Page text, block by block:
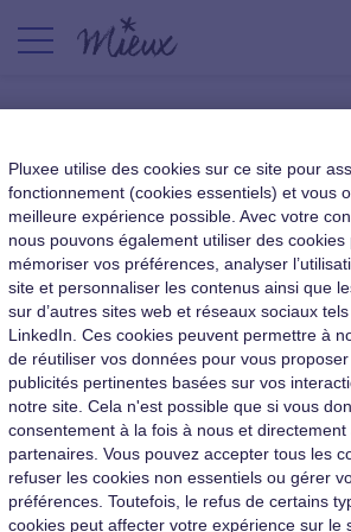
L’intelligence
les processus de
tient-elle ses
Nouveaux usages au travail|20
Pluxee utilise des cookies sur ce site pour
fonctionnement (cookies essentiels) et vous
meilleure expérience possible. Avec votre
nous pouvons également utiliser des cookies
mémoriser vos préférences, analyser
site et personnaliser les contenus ainsi que
sur d’autres sites web et réseaux sociaux
LinkedIn. Ces cookies peuvent permettre à
de réutiliser vos données pour vous
publicités pertinentes basées sur vos
notre site. Cela n'est possible que si vous
consentement à la fois à nous et directement
partenaires. Vous pouvez accepter tous les
refuser les cookies non essentiels ou gérer
préférences. Toutefois, le refus de certains
cookies peut affecter votre expérience sur le